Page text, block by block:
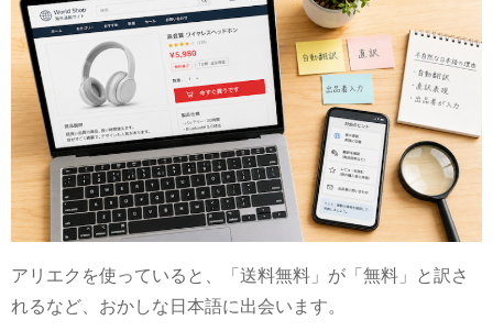
アリエクを使っていると、「送料無料」が「無料」と訳さ
れるなど、おかしな日本語に出会います。